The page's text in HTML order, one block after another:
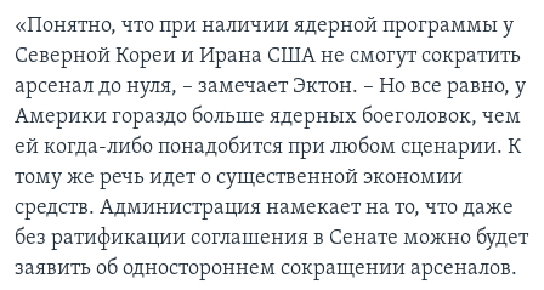
«Понятно, что при наличии ядерной программы у
Северной Кореи и Ирана США не смогут сократить
арсенал до нуля, – замечает Эктон. – Но все равно, у
Америки гораздо больше ядерных боеголовок, чем
ей когда-либо понадобится при любом сценарии. К
тому же речь идет о существенной экономии
средств. Администрация намекает на то, что даже
без ратификации соглашения в Сенате можно будет
заявить об одностороннем сокращении арсеналов.